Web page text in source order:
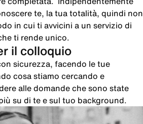
te, la tua totalità, quindi non
in cui ti avvicini a un servizio di
ti rende unico.
il colloquio
sicurezza, facendo le tue
cosa stiamo cercando e
alle domande che sono state
su di te e sul tuo background.